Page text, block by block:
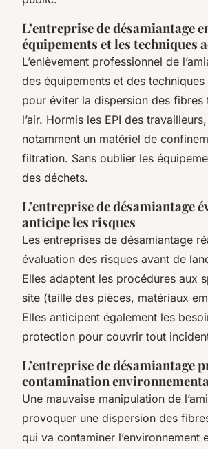
L’entreprise de désamiantage
équipements et les techniques
L’enlèvement professionnel de
des équipements et des
pour éviter la dispersion des fibres
l’air. Hormis les EPI des
notamment un matériel de
filtration. Sans oublier les
des déchets.
L’entreprise de désamiantage
anticipe les risques
Les entreprises de désamiantage
évaluation des risques avant de
Elles adaptent les procédures aux
site (taille des pièces, matériaux
Elles anticipent également les
protection pour couvrir tout
L’entreprise de désamiantage
contamination
Une mauvaise manipulation de
provoquer une dispersion des
qui va contaminer l’environnement